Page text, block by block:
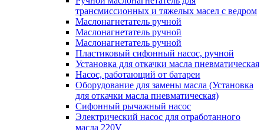
трансмиссионных и тяжелых масел с ведром
Маслонагнетатель ручной
Маслонагнетатель ручной
Маслонагнетатель ручной
Пластиковый сифонный насос, ручной
Установка для откачки масла пневматическая
Насос, работающий от батареи
Оборудование для замены масла (Установка
для откачки масла пневматическая)
Сифонный рычажный насос
Электрический насос для отработанного
масла 220V